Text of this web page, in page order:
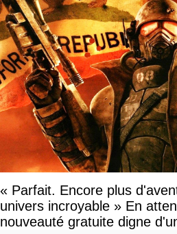
« Parfait. Encore plus
univers incroyable » En
nouveauté gratuite digne